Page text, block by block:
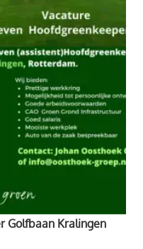
Golfbaan Kralingen